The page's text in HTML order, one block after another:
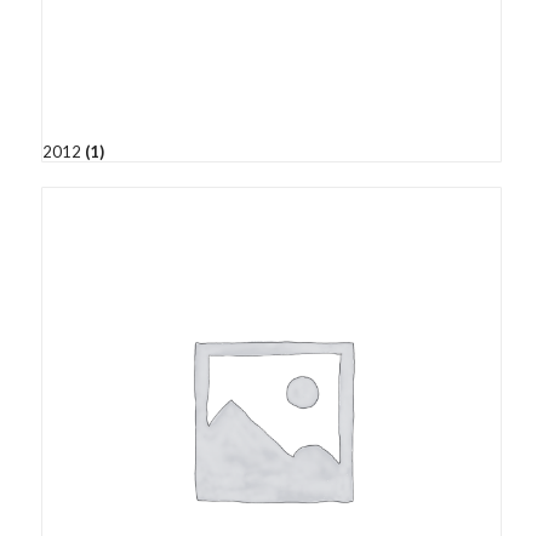
2012 (1)